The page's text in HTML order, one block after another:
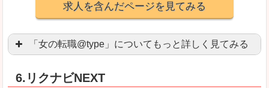
求人を含んだページを見てみる
「女の転職@type」についてもっと詳しく見てみる
6.リクナビNEXT